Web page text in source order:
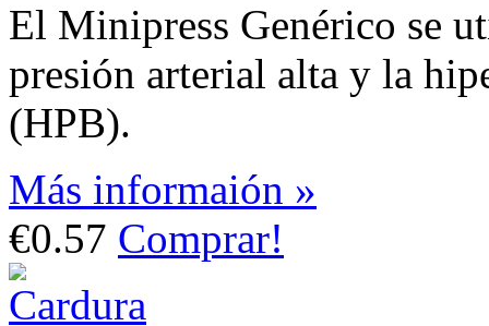
El Minipress Genérico se
presión arterial alta y la
(HPB).
Más informaión »
€0.57 Comprar!